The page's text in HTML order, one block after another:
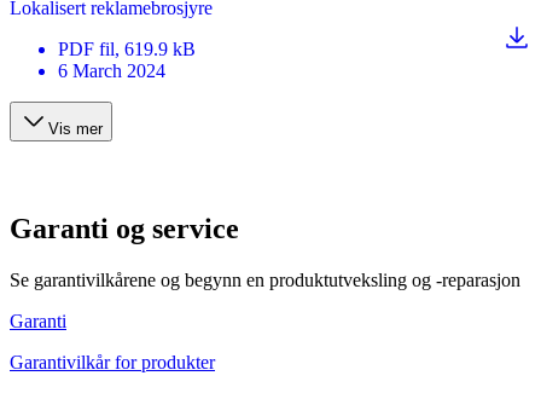
Lokalisert reklamebrosjyre
PDF fil, 619.9 kB
6 March 2024
Vis mer
Garanti og service
Se garantivilkårene og begynn en produktutveksling og -reparasjon
Garanti
Garantivilkår for produkter